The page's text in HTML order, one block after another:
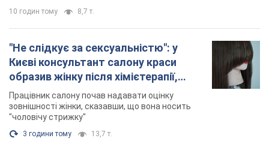
10 годин тому 8,7 т.
"Не слідкує за сексуальністю": у
Києві консультант салону краси
образив жінку після хімієтерапії,
розгорівся скандал. Фото
Працівник салону почав надавати оцінку
зовнішності жінки, сказавши, що вона носить
"чоловічу стрижку"
3 години тому 13,7 т.